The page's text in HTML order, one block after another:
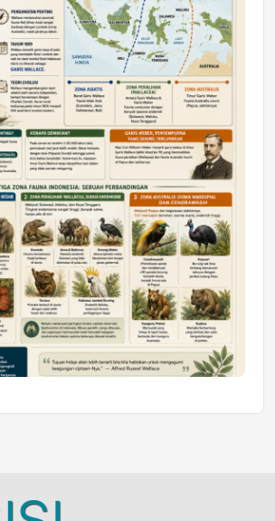
Astra Motor Kalimantan Timur 2 Dukung
Mahasiswa Samarinda dalam Astra
Honda SDGs Future Leaders 2026
Jumat, 10 Jul 2026 19:01